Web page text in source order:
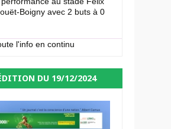
Boigny avec 2 buts à 0
l'info en continu
DU 19/12/2024